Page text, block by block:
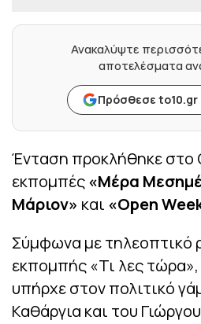
Ανακαλύψτε
αποτελέσματα
Πρόσθεσε to10.gr
Ένταση προκλήθηκε στο
εκπομπές«Mέρα
Μάριον» και «Open
Σύμφωνα με τηλεοπτικό
εκπομπής «Τι λες
υπήρχε στον πολιτικό
Καθάργια και του